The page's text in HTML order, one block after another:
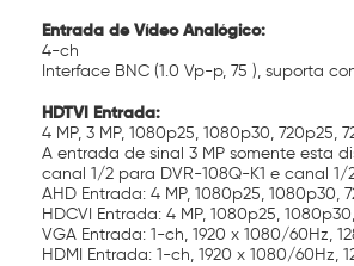
Entrada de Vídeo Analógico:
4-ch
Interface BNC (1.0 Vp-p, 75 ), suporta
HDTVI Entrada:
4 MP, 3 MP, 1080p25, 1080p30, 720p25,
A entrada de sinal 3 MP somente esta
canal 1/2 para DVR-108Q-K1 e canal 1/
AHD Entrada: 4 MP, 1080p25, 1080p30,
HDCVI Entrada: 4 MP, 1080p25,
VGA Entrada: 1-ch, 1920 x 1080/60Hz,
HDMI Entrada: 1-ch, 1920 x 1080/60Hz,